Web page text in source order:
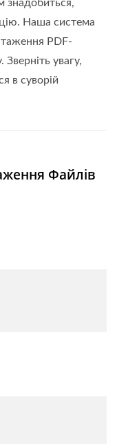
знадобиться,
Наша система
PDF-
увагу,
в суворій
Файлів